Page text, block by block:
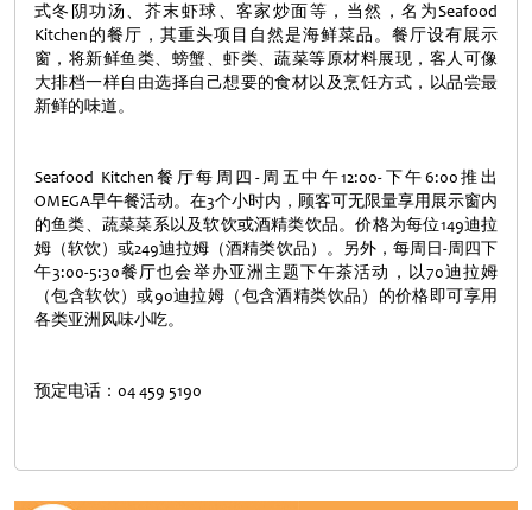
式冬阴功汤、芥末虾球、客家炒面等，当然，名为Seafood
Kitchen的餐厅，其重头项目自然是海鲜菜品。餐厅设有展示
窗，将新鲜鱼类、螃蟹、虾类、蔬菜等原材料展现，客人可像
大排档一样自由选择自己想要的食材以及烹饪方式，以品尝最
新鲜的味道。
Seafood Kitchen餐厅每周四-周五中午12:00-下午6:00推出
OMEGA早午餐活动。在3个小时内，顾客可无限量享用展示窗内
的鱼类、蔬菜菜系以及软饮或酒精类饮品。价格为每位149迪拉
姆（软饮）或249迪拉姆（酒精类饮品）。另外，每周日-周四下
午3:00-5:30餐厅也会举办亚洲主题下午茶活动，以70迪拉姆
（包含软饮）或90迪拉姆（包含酒精类饮品）的价格即可享用
各类亚洲风味小吃。
预定电话：04 459 5190